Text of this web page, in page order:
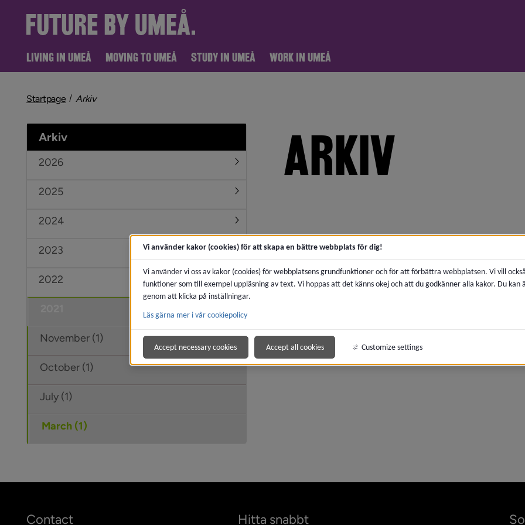
LIVING IN UMEÅ MOVING TO UMEÅ STUDY IN UMEÅ WORK IN UMEÅ
Startpage Arkivnivå i brödsmulenavigeringen
Arkiv
2026 Undermeny för 2026
2025 Undermeny för 2025
2024 Undermeny för 2024
2023 Undermeny för 2023
2022 Undermeny för 2022
Undermeny för 2021
November (1)
October (1)
July (1)
March (1)
ARKIV
Contact Hitta snabbt
Vi använder kakor (cookies) för att skapa en bättre webbplats för dig!
Vi använder vi oss av kakor (cookies) för webbplatsens grundfunktioner och för att förbättra webbplatsen. Vi vill
funktioner som till exempel uppläsning av text. Vi hoppas att det känns okej och att du godkänner alla kakor. Du kan
genom att klicka på inställningar.
Läs gärna mer i vår cookiepolicy
Accept necessary cookies Accept all cookies Customize settings